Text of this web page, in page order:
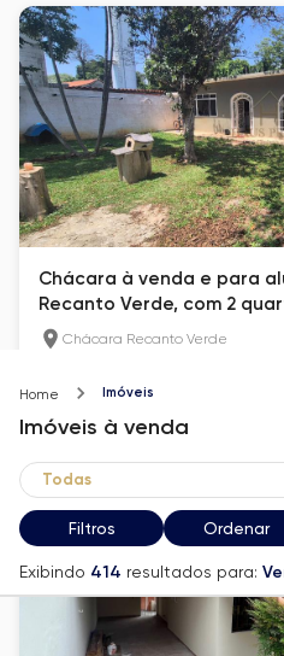
Home Imóveis
Imóveis à venda
Filtros Ordenar
Exibindo 414 resultados para:
Chácara à venda e para
Recanto Verde, com 2
Chácara Recanto Verde
R$ 400.000